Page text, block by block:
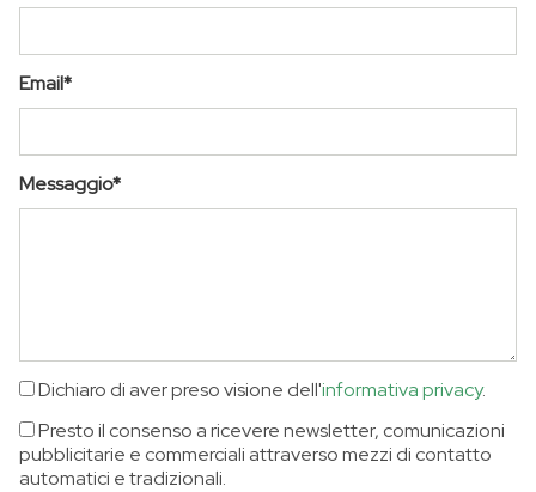
Email*
Messaggio*
Dichiaro di aver preso visione dell'informativa privacy.
Presto il consenso a ricevere newsletter, comunicazioni
pubblicitarie e commerciali attraverso mezzi di contatto
automatici e tradizionali.